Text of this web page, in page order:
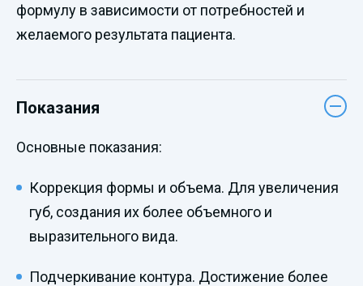
формулу в зависимости от потребностей и
желаемого результата пациента.
Показания
Основные показания:
Коррекция формы и объема. Для увеличения
губ, создания их более объемного и
выразительного вида.
Подчеркивание контура. Достижение более